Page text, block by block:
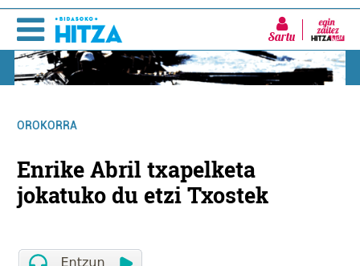
Sartu
OROKORRA
Enrike Abril txapelketa
jokatuko du etzi Txostek